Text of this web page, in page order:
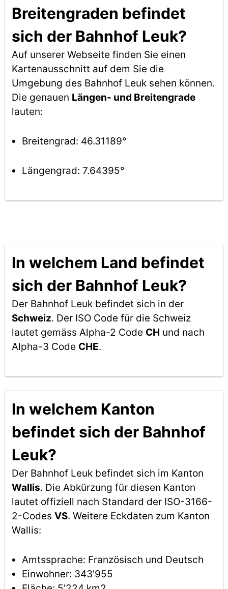
Breitengraden befindet
sich der Bahnhof Leuk?
Auf unserer Webseite finden Sie einen
Kartenausschnitt auf dem Sie die
Umgebung des Bahnhof Leuk sehen können.
Die genauen Längen- und Breitengrade
lauten:
Breitengrad: 46.31189°
Längengrad: 7.64395°
In welchem Land befindet
sich der Bahnhof Leuk?
Der Bahnhof Leuk befindet sich in der
Schweiz. Der ISO Code für die Schweiz
lautet gemäss Alpha-2 Code CH und nach
Alpha-3 Code CHE.
In welchem Kanton
befindet sich der Bahnhof
Leuk?
Der Bahnhof Leuk befindet sich im Kanton
Wallis. Die Abkürzung für diesen Kanton
lautet offiziell nach Standard der ISO-3166-
2-Codes VS. Weitere Eckdaten zum Kanton
Wallis:
Amtssprache: Französisch und Deutsch
Einwohner: 343’955